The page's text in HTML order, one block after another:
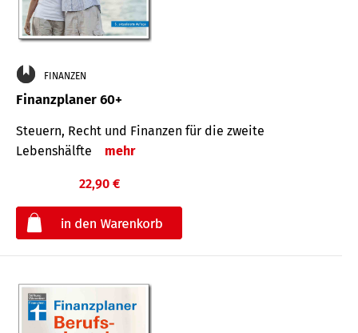
FINANZEN
Finanzplaner 60+
Steuern, Recht und Finanzen für die zweite
Lebenshälfte
mehr
22,90 €